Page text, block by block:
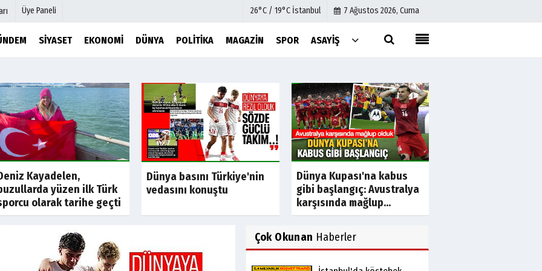
Üye Paneli 26°C / 19°C İstanbul 7 Ağustos 2026, Cuma
SIYASET EKONOMI DÜNYA POLITIKA MAGAZIN SPOR ASAYIŞ
Video Galeri
Foto Galeri
Etkinlikler
İletişim
Çerez Politikası
Gizlilik İlkeleri
Kayadelen,
yüzen ilk Türk
olarak tarihe geçti
Dünya basını Türkiye'nin
vedasını konuştu
Dünya Kupası'na kabus
gibi başlangıç: Avustralya
karşısında mağlup...
Çok Okunan Haberler